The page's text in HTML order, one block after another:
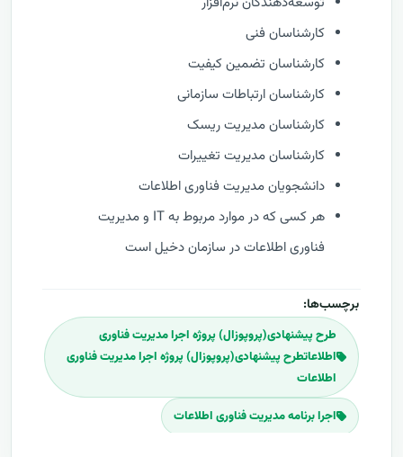
کارشناسان فنی
کارشناسان تضمین کیفیت
کارشناسان ارتباطات سازمانی
کارشناسان مدیریت ریسک
کارشناسان مدیریت تغییرات
دانشجویان مدیریت فناوری اطلاعات
هر کسی که در موارد مربوط به IT و مدیریت
فناوری اطلاعات در سازمان دخیل است
برچسب‌ها:
طرح پیشنهادی(پروپوزال) پروژه اجرا مدیریت فناوری
اطلاعاتطرح پیشنهادی(پروپوزال) پروژه اجرا مدیریت فناوری
اطلاعات
اجرا برنامه مدیریت فناوری اطلاعات